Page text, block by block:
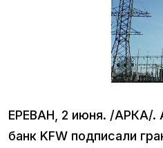
ЕРЕВАН, 2 июня. /АРКА/.
банк KFW подписали